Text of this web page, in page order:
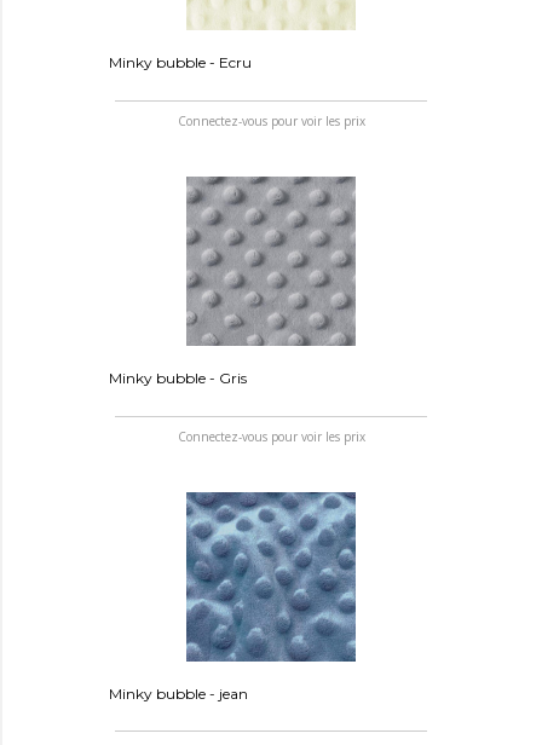
Minky bubble - Ecru
Connectez-vous pour voir les prix
Minky bubble - Gris
Connectez-vous pour voir les prix
Minky bubble - jean